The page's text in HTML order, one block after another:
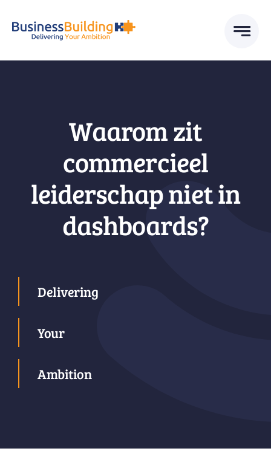
Waarom zit
commercieel
leiderschap niet in
dashboards?
Delivering
Your
Ambition